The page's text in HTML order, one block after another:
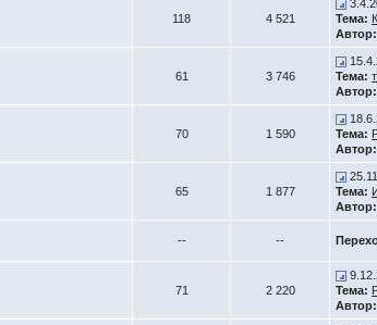
118 4 521
Тема:
Автор:
61 3 746
Тема:
Автор:
70 1 590
Тема:
Автор:
65 1 877
Тема:
Автор:
-- --
71 2 220
Тема:
Автор: